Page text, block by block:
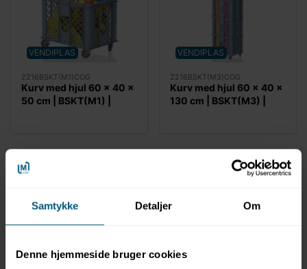
Samtykke Detaljer Om
Denne hjemmeside bruger cookies
VENDIPLAS
2216BSKT(M1)COG
Kurv med hjul 60 x 40 x
50 cm | BSKT(M1) |
VENDIPLAS
2216BSKT(M3)COG
Kurv med hjul 60 x 40 x
130 cm | BSKT(M3) |